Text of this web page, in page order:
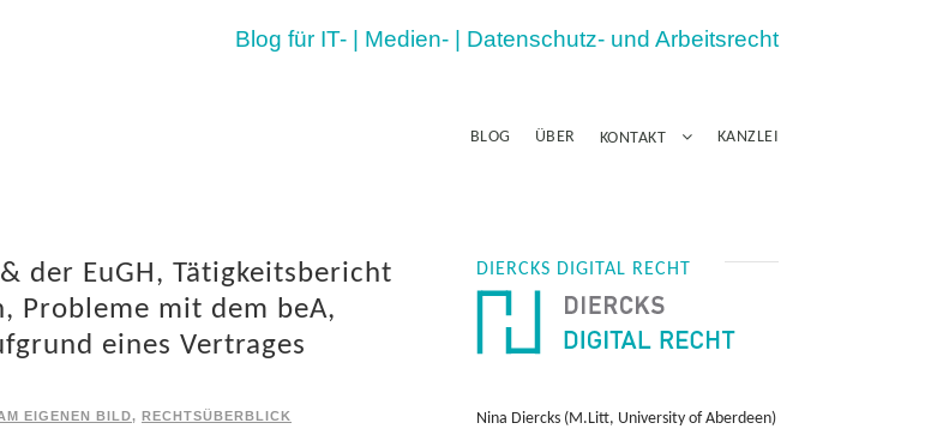
Blog für IT- | Medien- | Datenschutz- und Arbeitsrecht
BLOG ÜBER KONTAKT KANZLEI
der EuGH, Tätigkeitsbericht
Probleme mit dem beA,
eines Vertrages
EIGENEN BILD, RECHTSÜBERBLICK
DIERCKS DIGITAL RECHT
Nina Diercks (M.Litt, University of Aberdeen)